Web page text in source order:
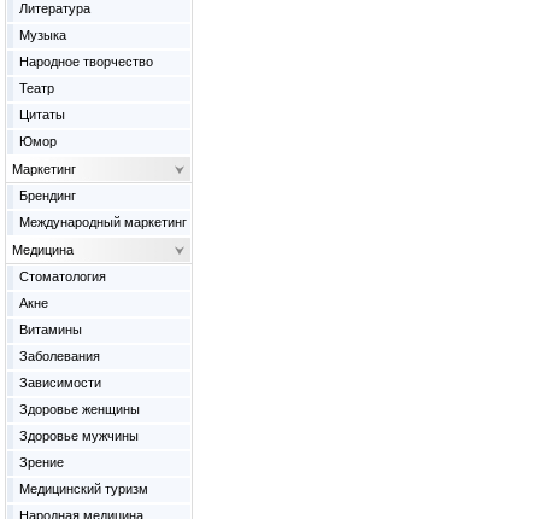
Литература
Музыка
Народное творчество
Театр
Цитаты
Юмор
Маркетинг
Брендинг
Международный маркетинг
Медицина
Cтоматология
Акне
Витамины
Заболевания
Зависимости
Здоровье женщины
Здоровье мужчины
Зрение
Медицинский туризм
Народная медицина